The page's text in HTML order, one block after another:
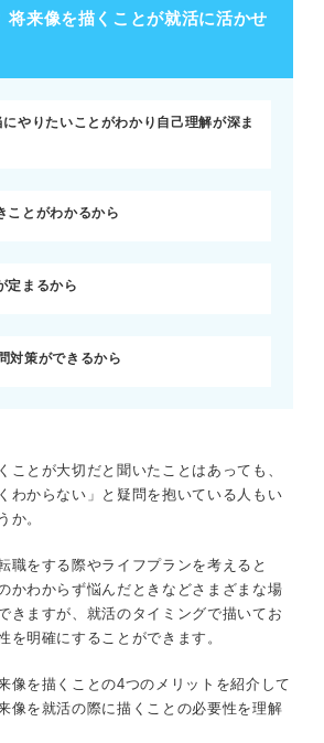
将来像を描くことが就活に活かせ
にやりたいことがわかり自己理解が深ま
ことがわかるから
定まるから
対策ができるから
ことが大切だと聞いたことはあっても、
わからない」と疑問を抱いている人もい
か。
職をする際やライフプランを考えると
かわからず悩んだときなどさまざまな場
きますが、就活のタイミングで描いてお
を明確にすることができます。
像を描くことの4つのメリットを紹介して
像を就活の際に描くことの必要性を理解